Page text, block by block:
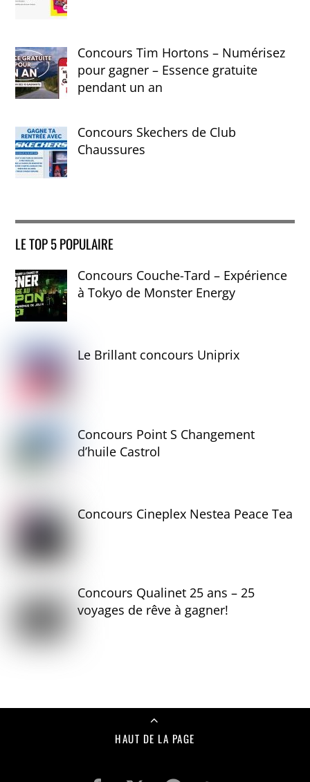
Concours Tim Hortons – Numérisez
pour gagner – Essence gratuite
pendant un an
Concours Skechers de Club
Chaussures
LE TOP 5 POPULAIRE
Concours Couche-Tard – Expérience
à Tokyo de Monster Energy
Le Brillant concours Uniprix
Concours Point S Changement
d’huile Castrol
Concours Cineplex Nestea Peace Tea
Concours Qualinet 25 ans – 25
voyages de rêve à gagner!
HAUT DE LA PAGE